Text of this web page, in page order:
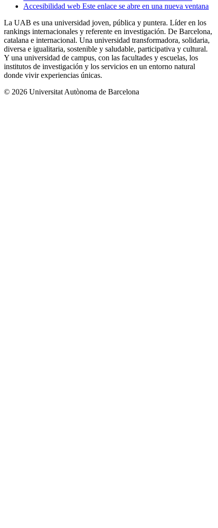
Accesibilidad web Este enlace se abre en una nueva ventana
La UAB es una universidad joven, pública y puntera. Líder en los
rankings internacionales y referente en investigación. De Barcelona,
catalana e internacional. Una universidad transformadora, solidaria,
diversa e igualitaria, sostenible y saludable, participativa y cultural.
Y una universidad de campus, con las facultades y escuelas, los
institutos de investigación y los servicios en un entorno natural
donde vivir experiencias únicas.
© 2026 Universitat Autònoma de Barcelona